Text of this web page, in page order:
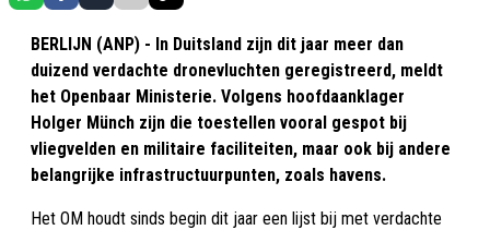
BERLIJN (ANP) - In Duitsland zijn dit jaar meer dan
duizend verdachte dronevluchten geregistreerd, meldt
het Openbaar Ministerie. Volgens hoofdaanklager
Holger Münch zijn die toestellen vooral gespot bij
vliegvelden en militaire faciliteiten, maar ook bij andere
belangrijke infrastructuurpunten, zoals havens.
Het OM houdt sinds begin dit jaar een lijst bij met verdachte